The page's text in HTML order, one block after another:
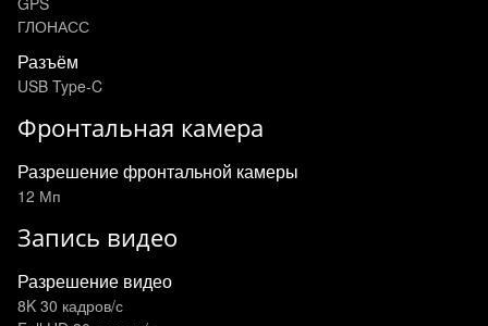
ГЛОНАСС
Разъём
USB Type-C
Фронтальная камера
Разрешение фронтальной камеры
12 Мп
Запись видео
Разрешение видео
8K 30 кадров/с